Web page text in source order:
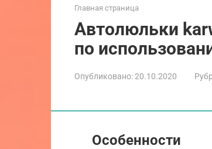
Главная страница
Автолюльки
по
Опубликовано:20.10.2020
Особенности